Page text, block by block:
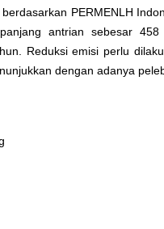
PERMENLH
antrian sebesar
Reduksi emisi perlu
dengan adanya